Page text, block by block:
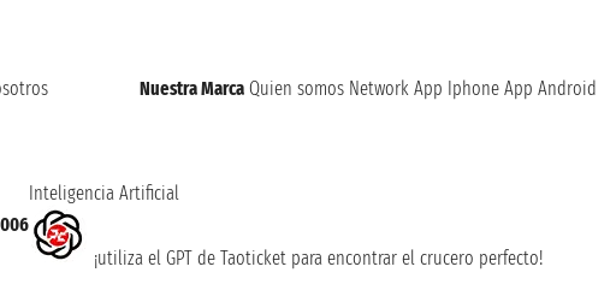
Nuestra Marca Quien somos Network App Iphone App Android
Inteligencia Artificial
¡utiliza el GPT de Taoticket para encontrar el crucero perfecto!